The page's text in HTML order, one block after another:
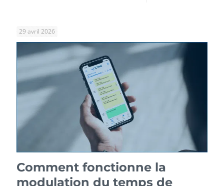
29 avril 2026
Comment fonctionne la
modulation du temps de